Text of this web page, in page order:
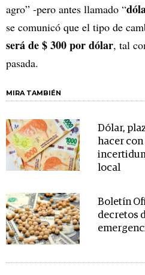
agro” -pero antes llamado “
se comunicó que el tipo de
será de $ 300 por dólar, tal
pasada.
MIRA TAMBIÉN
Dólar,
hacer con
local
Boletín
decretos